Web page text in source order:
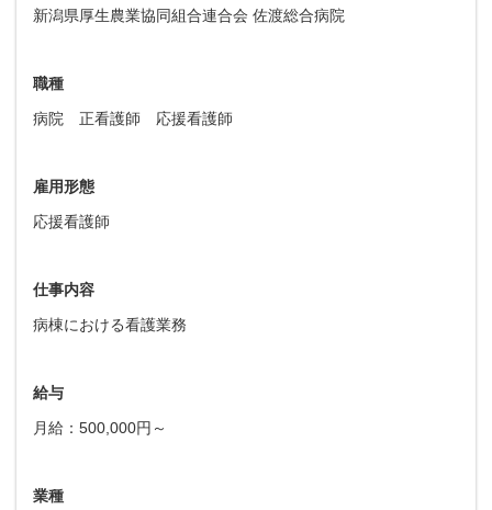
新潟県厚生農業協同組合連合会 佐渡総合病院
職種
病院 正看護師 応援看護師
雇用形態
応援看護師
仕事内容
病棟における看護業務
給与
月給：500,000円～
業種